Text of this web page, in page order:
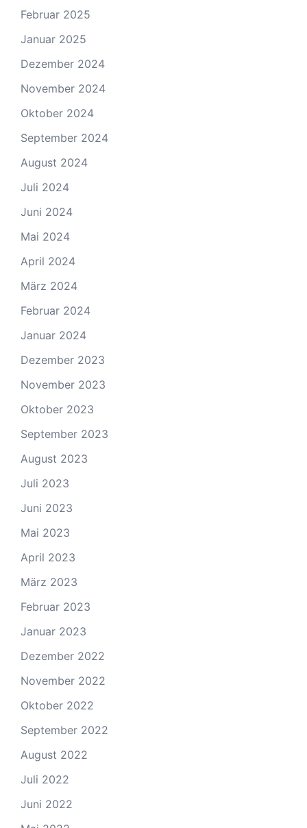
Februar 2025
Januar 2025
Dezember 2024
November 2024
Oktober 2024
September 2024
August 2024
Juli 2024
Juni 2024
Mai 2024
April 2024
März 2024
Februar 2024
Januar 2024
Dezember 2023
November 2023
Oktober 2023
September 2023
August 2023
Juli 2023
Juni 2023
Mai 2023
April 2023
März 2023
Februar 2023
Januar 2023
Dezember 2022
November 2022
Oktober 2022
September 2022
August 2022
Juli 2022
Juni 2022